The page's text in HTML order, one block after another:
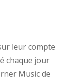
leur compte
chaque jour
Music de